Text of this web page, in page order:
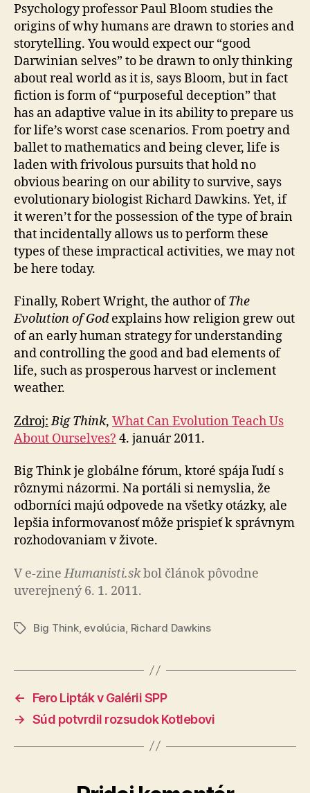
Psychology professor Paul Bloom studies the
origins of why humans are drawn to stories and
storytelling. You would expect our “good
Darwinian selves” to be drawn to only thinking
about real world as it is, says Bloom, but in fact
fiction is form of “purposeful deception” that
has an adaptive value in its ability to prepare us
for life’s worst case scenarios. From poetry and
ballet to mathematics and being clever, life is
laden with frivolous pursuits that hold no
obvious bearing on our ability to survive, says
evolutionary biologist Richard Dawkins. Yet, if
it weren’t for the possession of the type of brain
that incidentally allows us to perform these
types of these impractical activities, we may not
be here today.
Finally, Robert Wright, the author ofThe
Evolution of Godexplains how religion grew out
of an early human strategy for understanding
and controlling the good and bad elements of
life, such as prosperous harvest or inclement
weather.
Zdroj: Big Think, What Can Evolution Teach Us
About Ourselves? 4. január 2011.
Big Think je globálne fórum, ktoré spája ľudí s
rôznymi názormi. Na portáli si nemyslia, že
odborníci majú odpovede na všetky otázky, ale
lepšia informovanosť môže prispieť k správnym
rozhodovaniam v živote.
V e-zineHumanisti.skbol článok pôvodne
uverejnený 6. 1. 2011.
ZnačkyBig Think, evolúcia Richard Dawkins
←
Fero Lipták v Galérii SPP
→ Súd potvrdil rozsudok Kotlebovi